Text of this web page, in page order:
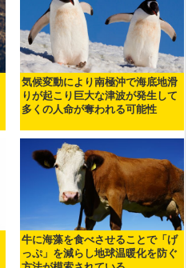
気候変動により南極沖で海底地滑
りが起こり巨大な津波が発生して
多くの人命が奪われる可能性
牛に海藻を食べさせることで「げ
っぷ」を減らし地球温暖化を防ぐ